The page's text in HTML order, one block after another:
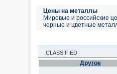
Цены на металлы
Мировые и российские
черные и цветные
CLASSIFIED
Другое